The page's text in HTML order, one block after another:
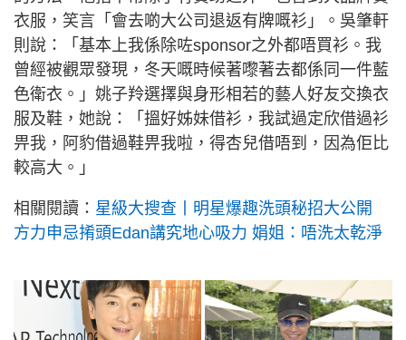
衣服，笑言「會去啲大公司退返有牌嘅衫」。吳肇軒
則說：「基本上我係除咗sponsor之外都唔買衫。我
曾經被觀眾發現，冬天嘅時候著嚟著去都係同一件藍
色衛衣。」姚子羚選擇與身形相若的藝人好友交換衣
服及鞋，她說：「搵好姊妹借衫，我試過定欣借過衫
畀我，阿豹借過鞋畀我啦，得杏兒借唔到，因為佢比
較高大。」
相關閱讀： 星級大搜查丨明星爆趣洗頭秘招大公開
方力申忌𢯎頭Edan講究地心吸力 娟姐：唔洗太乾淨